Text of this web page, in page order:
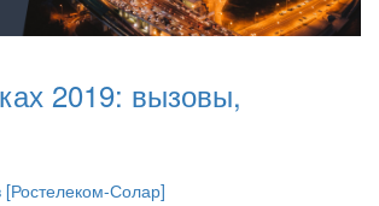
2019: вызовы,
[Ростелеком-Солар]